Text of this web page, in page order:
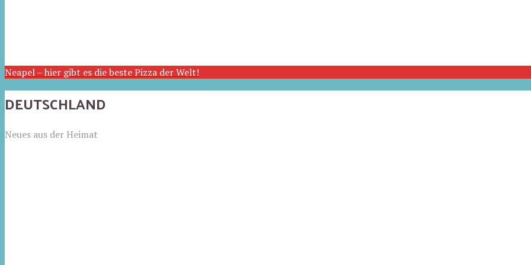
Neapel – hier gibt es die beste Pizza der Welt!
DEUTSCHLAND
Neues aus der Heimat